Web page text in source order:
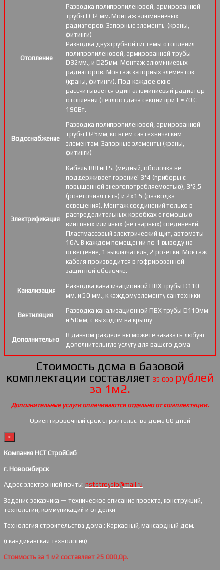
Отопление
Разводка полипропиленовой, армированной
трубы D32 мм. Монтаж алюминиевых
радиаторов. Запорные элементы (краны,
фитинги)
Разводка двухтрубной системы отопления
полипропиленовой, армированной трубы
D32мм., и D25мм. Монтаж алюминиевых
радиаторов. Монтаж запорных элементов
(краны, фитинги). Под каждое окно
рассчитывается один алюминиевый радиатор
отопления (теплоотдача секции при t =70 С —
190Вт.
Водоснабжение
Разводка полипропиленовой, армированной
трубы D25мм, ко всем сантехническим
элементам. Запорные элементы (краны,
фитинги)
Электрификация
Кабель ВВГнгLS. (медный, оболочка не
поддерживает горение) 3*4 (приборы с
повышенной энергопотребляемостью), 3*2,5
(розеточная сеть) и 2х1,5 (разводка
освещения). Монтаж соединений только в
распределительных коробках с помощью
винтовых или иных (не сварных) соединений.
Пластмассовый электрический щит, автоматы
16А. В каждом помещении по 1 выводу на
освещение, 1 выключатель, 2 розетки. Монтаж
кабеля производится в гофрированной
защитной оболочке.
Канализация
Разводка канализационной ПВХ трубы D110
мм. и 50 мм., к каждому элементу сантехники
Вентиляция
Разводка канализационной ПВХ трубы D110мм
и 50мм, с выходом на крышу
Дополнительно
В данном разделе вы можете заказать любую
дополнительную услугу для вашего дома
Стоимость дома в базовой
комплектации составляет 35 000 рублей
за 1м2.
Дополнительные услуги оплачиваются отдельно от комплектации.
Ориентировочный срок строительства дома 60 дней
×
Компания НСТ СтройСиб
г. Новосибирск
Адрес электронной почты: nststroysib@mail.ru
Задание заказчика — техническое описание проекта, конструкций,
технологии, коммуникаций и отделки
Технология строительства дома : Каркасный, мансардный дом.
(скандинавская технология)
Стоимость за 1 м2 составляет 25 000,0р.